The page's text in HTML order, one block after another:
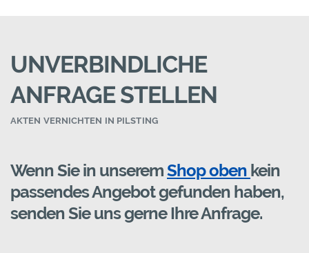
UNVERBINDLICHE
ANFRAGE STELLEN
AKTEN VERNICHTEN IN PILSTING
Wenn Sie in unseremShop oben kein
passendes Angebot gefunden haben,
senden Sie uns gerne Ihre Anfrage.